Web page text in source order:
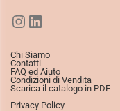
Chi Siamo
Contatti
FAQ ed Aiuto
Condizioni di Vendita
Scarica il catalogo in PDF
Privacy Policy